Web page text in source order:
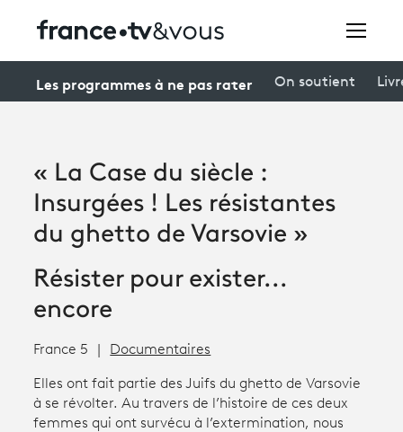
Creators
À la une
Participer et assister à une émission
À votre écoute
Productions et innovation
Programme tv
Les programmes à ne pas rater On soutient
« La Case du siècle :
Insurgées ! Les résistantes
du ghetto de Varsovie »
Résister pour exister...
encore
France 5 Documentaires
Elles ont fait partie des Juifs du ghetto de Varsovie
à se révolter. Au travers de l’histoire de ces deux
femmes qui ont survécu à l’extermination, nous